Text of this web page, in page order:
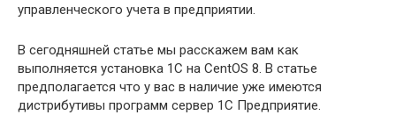
управленческого учета в предприятии.
В сегодняшней статье мы расскажем вам как
выполняется установка 1С на CentOS 8. В статье
предполагается что у вас в наличие уже имеются
дистрибутивы программ сервер 1С Предприятие.